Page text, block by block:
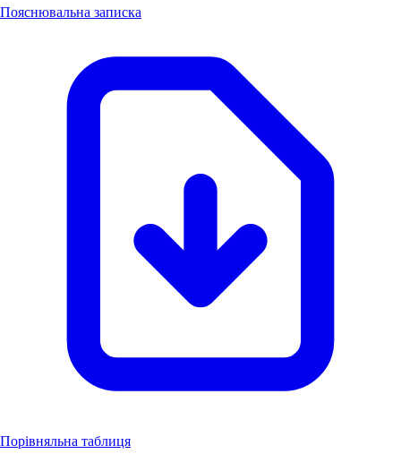
Пояснювальна записка
Порівняльна таблиця